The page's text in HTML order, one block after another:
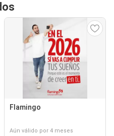
Flamingo
Aún válido por 4 meses